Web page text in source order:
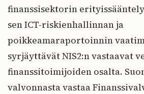
finanssisektorin
sen ICT-riskienhallinnan ja
poikkeamaraportoinnin
syrjäyttävät NIS2:n vastaavat
finanssitoimijoiden osalta.
valvonnasta vastaa